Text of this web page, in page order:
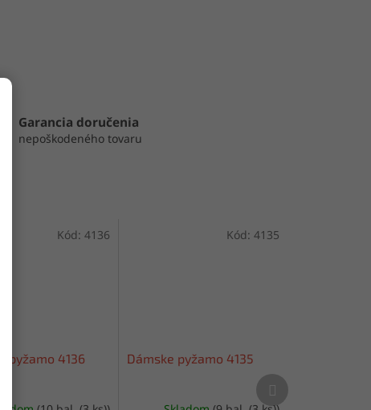
Garancia doručenia
nepoškodeného tovaru
pyžamo 4136
Kód:4136
Dámske pyžamo 4135
Kód: 4135
Ďalší
produkt